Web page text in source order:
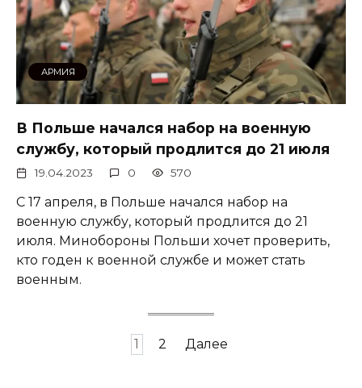
АРМИЯ
В Польше начался набор на военную
службу, который продлится до 21 июля
19.04.2023 0 570
С 17 апреля, в Польше начался набор на
военную службу, который продлится до 21
июля. Минобороны Польши хочет проверить,
кто годен к военной службе и может стать
военным.
1 2 Далее